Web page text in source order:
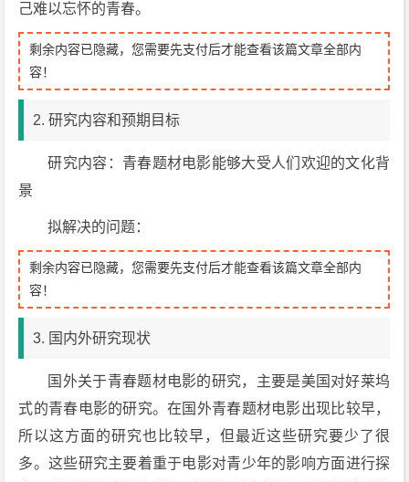
己难以忘怀的青春。
剩余内容已隐藏，您需要先支付后才能查看该篇文章全部内
容！
2. 研究内容和预期目标
研究内容：青春题材电影能够大受人们欢迎的文化背
景
拟解决的问题：
剩余内容已隐藏，您需要先支付后才能查看该篇文章全部内
容！
3. 国内外研究现状
国外关于青春题材电影的研究，主要是美国对好莱坞
式的青春电影的研究。在国外青春题材电影出现比较早，
所以这方面的研究也比较早，但最近这些研究要少了很
多。这些研究主要着重于电影对青少年的影响方面进行探